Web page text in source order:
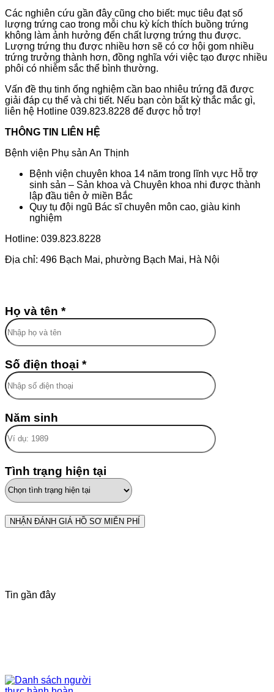
Các nghiên cứu gần đây cũng cho biết: mục tiêu đạt số
lượng trứng cao trong mỗi chu kỳ kích thích buồng trứng
không làm ảnh hưởng đến chất lượng trứng thu được.
Lượng trứng thu được nhiều hơn sẽ có cơ hội gom nhiều
trứng trưởng thành hơn, đồng nghĩa với việc tạo được nhiều
phôi có nhiễm sắc thể bình thường.
Vấn đề thụ tinh ống nghiệm cần bao nhiêu trứng đã được
giải đáp cụ thể và chi tiết. Nếu bạn còn bất kỳ thắc mắc gì,
liên hệ Hotline 039.823.8228 để được hỗ trợ!
THÔNG TIN LIÊN HỆ
Bệnh viện Phụ sản An Thịnh
Bệnh viện chuyên khoa 14 năm trong lĩnh vực Hỗ trợ
sinh sản – Sản khoa và Chuyên khoa nhi được thành
lập đầu tiên ở miền Bắc
Quy tụ đội ngũ Bác sĩ chuyên môn cao, giàu kinh
nghiệm
Hotline: 039.823.8228
Địa chỉ: 496 Bạch Mai, phường Bạch Mai, Hà Nội
Họ và tên *
Số điện thoại *
Năm sinh
Tình trạng hiện tại
Tin gần đây